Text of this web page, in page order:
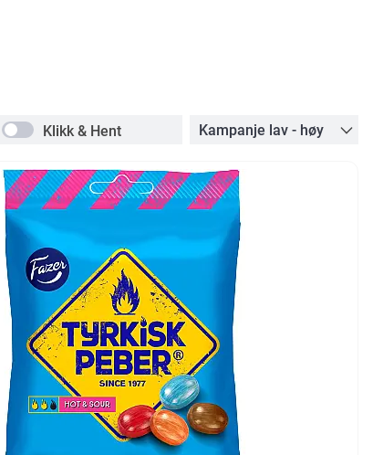
Klikk & Hent